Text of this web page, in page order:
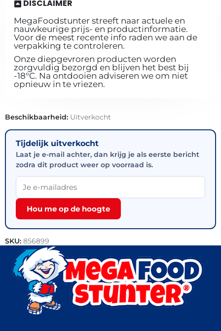
DISCLAIMER
MegaFoodstunter streeft naar actuele en
nauwkeurige prijs- en productinformatie.
Voor de meest recente info raden we aan de
verpakking te controleren.
Onze diepgevroren producten worden
zorgvuldig bezorgd en blijven het best bij
-18°C. Na ontdooien adviseren we om niet
opnieuw in te vriezen.
Beschikbaarheid: Uitverkocht
Tijdelijk uitverkocht
Laat je e-mail achter, dan krijg je als eerste bericht
zodra dit product weer op voorraad is.
Hou me op de hoogte
SKU: 856899
Categorieën:Bakkerij